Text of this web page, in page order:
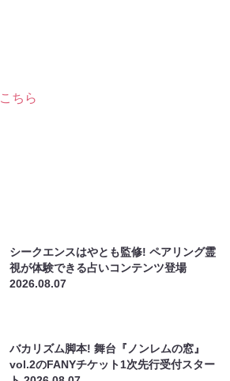
こちら
シークエンスはやとも監修! ペアリング霊
視が体験できる占いコンテンツ登場
2026.08.07
バカリズム脚本! 舞台『ノンレムの窓』
vol.2のFANYチケット1次先行受付スター